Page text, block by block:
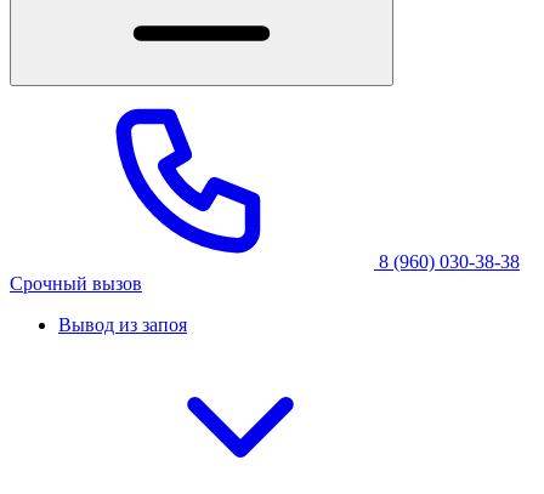
8 (960) 030-38-38
Срочный вызов
Вывод из запоя